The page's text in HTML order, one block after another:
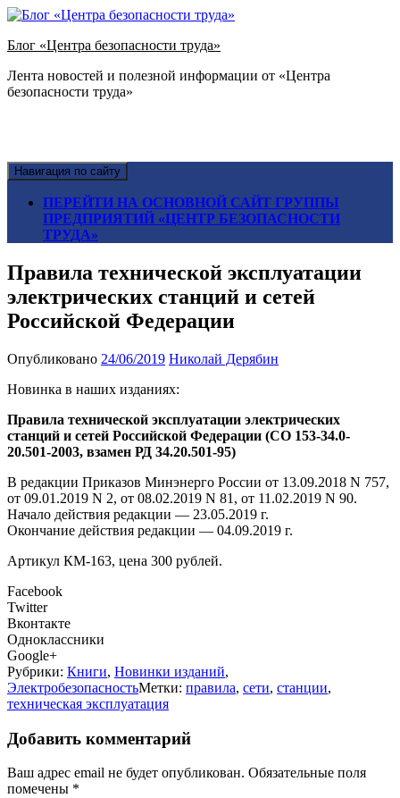
Блог «Центра безопасности труда»
Лента новостей и полезной информации от «Центра
безопасности труда»
Навигация по сайту
ПЕРЕЙТИ НА ОСНОВНОЙ САЙТ ГРУППЫ
ПРЕДПРИЯТИЙ «ЦЕНТР БЕЗОПАСНОСТИ
ТРУДА»
Правила технической эксплуатации
электрических станций и сетей
Российской Федерации
Опубликовано 24/06/2019 Николай Дерябин
Новинка в наших изданиях:
Правила технической эксплуатации электрических
станций и сетей Российской Федерации (СО 153-34.0-
20.501-2003, взамен РД 34.20.501-95)
В редакции Приказов Минэнерго России от 13.09.2018 N 757,
от 09.01.2019 N 2, от 08.02.2019 N 81, от 11.02.2019 N 90.
Начало действия редакции — 23.05.2019 г.
Окончание действия редакции — 04.09.2019 г.
Артикул КМ-163, цена 300 рублей.
Facebook
Twitter
Вконтакте
Одноклассники
Google+
Рубрики: Книги, Новинки изданий,
ЭлектробезопасностьМетки: правила, сети, станции,
техническая эксплуатация
Добавить комментарий
Ваш адрес email не будет опубликован. Обязательные поля
помечены *